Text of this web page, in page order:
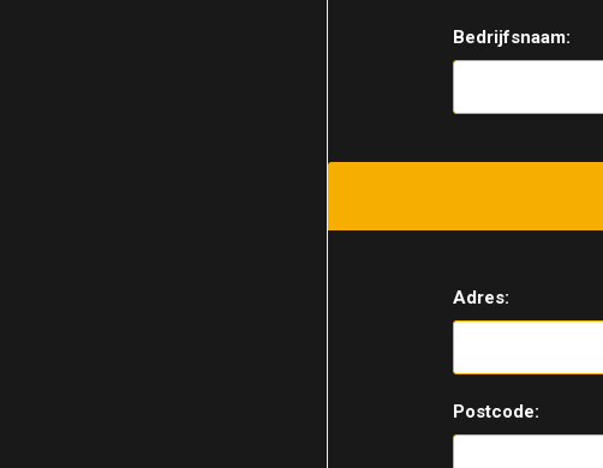
Bedrijfsnaam:
Adres:
Postcode: